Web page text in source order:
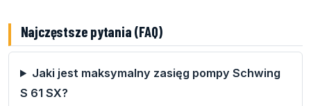
Najczęstsze pytania (FAQ)
Jaki jest maksymalny zasięg pompy Schwing
S 61 SX?